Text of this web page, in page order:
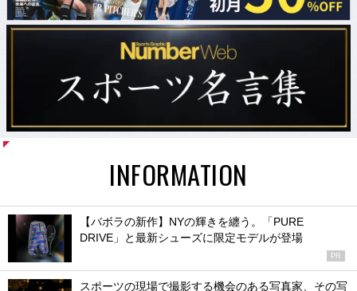
INFORMATION
【バボラの新作】NYの輝きを纏う。「PURE
DRIVE」と最新シューズに限定モデルが登場
PR
スポーツの現場で撮影する機会のある写真家、その写